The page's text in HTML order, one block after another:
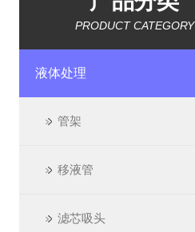
PRODUCT CATEGORY
液体处理
管架
移液管
滤芯吸头